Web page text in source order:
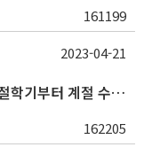
161199
☆ 자유전공학부는 2023학년도 여름 계절학기부터 계절 수업을 개설하지 않습니다 ☆
162205
2023-04-21